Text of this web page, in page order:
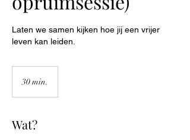
Laten we samen kijken hoe jij een vrijer
leven kan leiden.
30 min.
Wat?